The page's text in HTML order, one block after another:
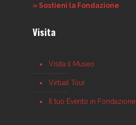
» Sostieni la Fondazione
Visita
Visita il Museo
Virtual Tour
Il tuo Evento in Fondazione